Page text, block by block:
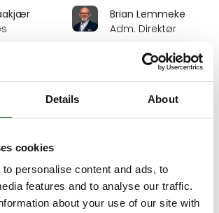
Details About
cookies
personalise content and ads, to
features and to analyse our traffic.
about your use of our site with
Brian Lemmeke
Adm. Direktør
Brian Pedersen
Bestyrelsesformand
Linka Energy A/S
Brian Quist
Indehaver
TL Outdoor ApS